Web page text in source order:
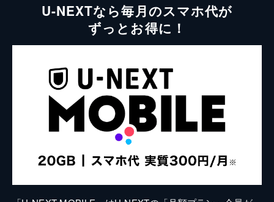
U-NEXTなら毎月のスマホ代が
ずっとお得に！